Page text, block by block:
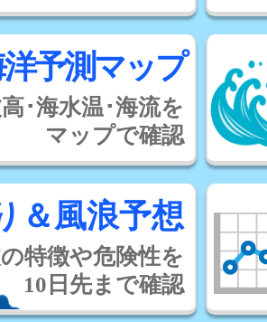
予測マップ
･海水温･海流を
マップで確認
＆風浪予想
特徴や危険性を
10日先まで確認